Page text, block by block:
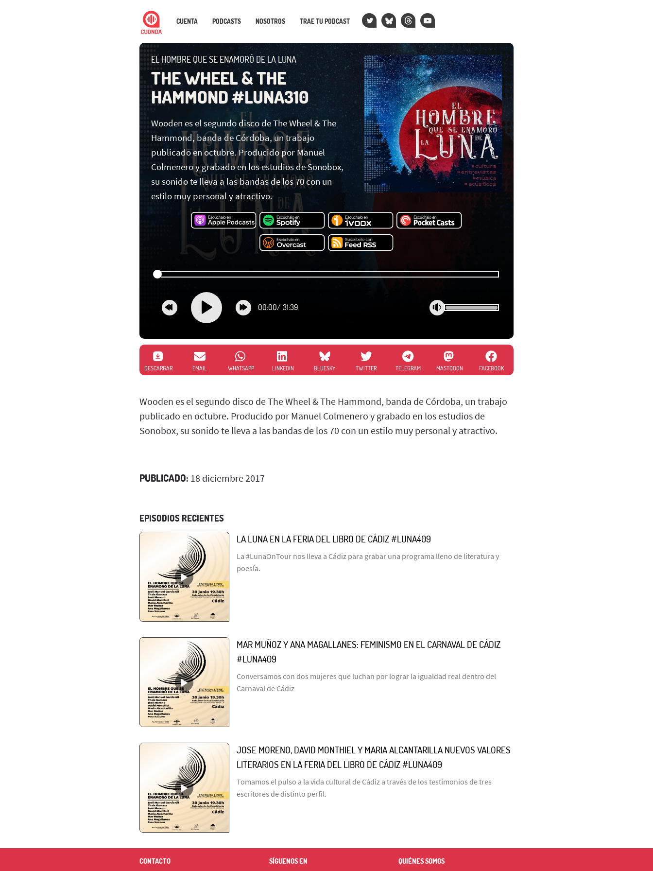
CUENTA PODCASTS NOSOTROS TRAE TU PODCAST
EL HOMBRE QUE SE ENAMORÓ DE LA LUNA
THE WHEEL & THE
HAMMOND #LUNA310
Wooden es el segundo disco de The Wheel & The
Hammond, banda de Córdoba, un trabajo
publicado en octubre. Producido por Manuel
Colmenero y grabado en los estudios de Sonobox,
su sonido te lleva a las bandas de los 70 con un
estilo muy personal y atractivo.
00:00/ 31:39
DESCARGAR EMAIL WHATSAPP LINKEDIN BLUESKY TWITTER TELEGRAM MASTODON FACEBOOK
Wooden es el segundo disco de The Wheel & The Hammond, banda de Córdoba, un trabajo
publicado en octubre. Producido por Manuel Colmenero y grabado en los estudios de
Sonobox, su sonido te lleva a las bandas de los 70 con un estilo muy personal y atractivo.
PUBLICADO: 18 diciembre 2017
EPISODIOS RECIENTES
LA LUNA EN LA FERIA DEL LIBRO DE CÁDIZ #LUNA409
La #LunaOnTour nos lleva a Cádiz para grabar una programa lleno de literatura y
poesía.
MAR MUÑOZ Y ANA MAGALLANES: FEMINISMO EN EL CARNAVAL DE CÁDIZ
#LUNA409
Conversamos con dos mujeres que luchan por lograr la igualdad real dentro del
Carnaval de Cádiz
JOSE MORENO, DAVID MONTHIEL Y MARIA ALCANTARILLA NUEVOS VALORES
LITERARIOS EN LA FERIA DEL LIBRO DE CÁDIZ #LUNA409
Tomamos el pulso a la vida cultural de Cádiz a través de los testimonios de tres
escritores de distinto perfil.
CONTACTO SÍGUENOS EN QUIÉNES SOMOS